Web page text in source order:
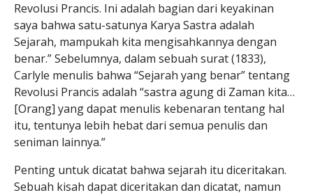
Revolusi Prancis. Ini adalah bagian dari keyakinan
saya bahwa satu-satunya Karya Sastra adalah
Sejarah, mampukah kita mengisahkannya dengan
benar.” Sebelumnya, dalam sebuah surat (1833),
Carlyle menulis bahwa “Sejarah yang benar” tentang
Revolusi Prancis adalah “sastra agung di Zaman kita…
[Orang] yang dapat menulis kebenaran tentang hal
itu, tentunya lebih hebat dari semua penulis dan
seniman lainnya.”
Penting untuk dicatat bahwa sejarah itu diceritakan.
Sebuah kisah dapat diceritakan dan dicatat, namun